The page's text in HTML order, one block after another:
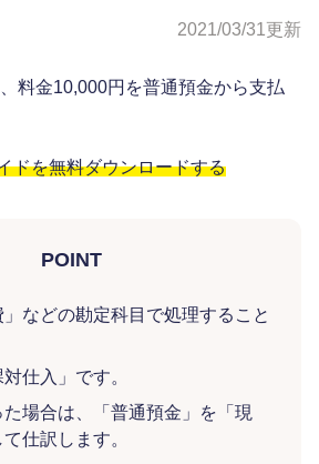
2021/03/31更新
料金10,000円を普通預金から支払
ドを無料ダウンロードする
POINT
」などの勘定科目で処理すること
仕入」です。
場合は、「普通預金」を「現
仕訳します。